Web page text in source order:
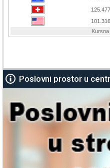
Poslovni prostor u